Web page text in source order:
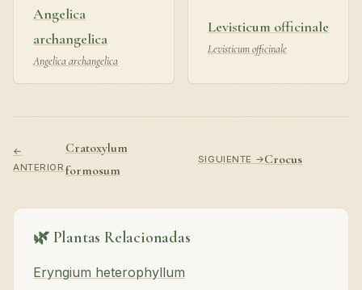
Angelica
archangelica
Angelica archangelica
Levisticum officinale
Levisticum officinale
←
ANTERIOR
Cratoxylum
formosum
SIGUIENTE →Crocus
🌿 Plantas Relacionadas
Eryngium heterophyllum